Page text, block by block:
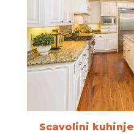
Scavolini kuhinje